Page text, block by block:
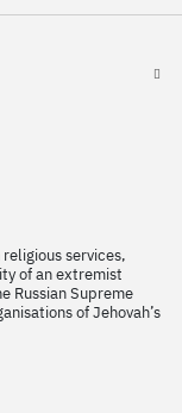
services,
of an extremist
Russian Supreme
of Jehovah’s